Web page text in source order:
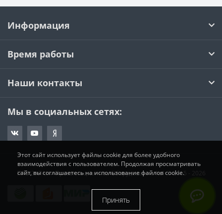
Информация
Время работы
Наши контакты
Мы в социальных сетях:
ПРО-ЭКРАН - Презентационное Оборудование №1 © 2015 - 2026
Этот сайт использует файлы cookie для более удобного
взаимодействия с пользователем. Продолжая просматривать
сайт, вы соглашаетесь на использование файлов cookie.
Принять